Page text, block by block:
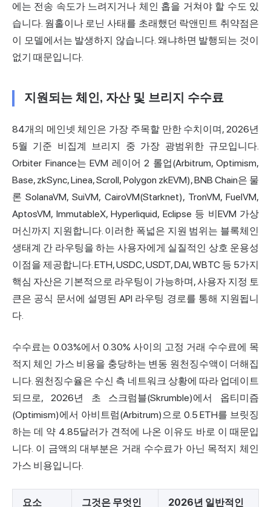
에는 전송 속도가 느려지거나 체인 홉을 거쳐야 할 수도 있
습니다. 웜홀이나 로닌 사태를 초래했던 락앤민트 취약점은
이 모델에서는 발생하지 않습니다. 왜냐하면 발행되는 것이
없기 때문입니다.
지원되는 체인, 자산 및 브리지 수수료
84개의 메인넷 체인은 가장 주목할 만한 수치이며, 2026년
5월 기준 비집계 브리지 중 가장 광범위한 규모입니다.
Orbiter Finance는 EVM 레이어 2 롤업(Arbitrum, Optimism,
Base, zkSync, Linea, Scroll, Polygon zkEVM), BNB Chain은 물
론 SolanaVM, SuiVM, CairoVM(Starknet), TronVM, FuelVM,
AptosVM, ImmutableX, Hyperliquid, Eclipse 등 비EVM 가상
머신까지 지원합니다. 이러한 폭넓은 지원 범위는 블록체인
생태계 간 라우팅을 하는 사용자에게 실질적인 상호 운용성
이점을 제공합니다. ETH, USDC, USDT, DAI, WBTC 등 5가지
핵심 자산은 기본적으로 라우팅이 가능하며, 사용자 지정 토
큰은 공식 문서에 설명된 API 라우팅 경로를 통해 지원됩니
다.
수수료는 0.03%에서 0.30% 사이의 고정 거래 수수료에 목
적지 체인 가스 비용을 충당하는 변동 원천징수액이 더해집
니다. 원천징수율은 수신 측 네트워크 상황에 따라 업데이트
되므로, 2026년 초 스크럼블(Skrumble)에서 옵티미즘
(Optimism)에서 아비트럼(Arbitrum)으로 0.5 ETH를 브릿징
하는 데 약 4.85달러가 견적에 나온 이유도 바로 이 때문입
니다. 이 금액의 대부분은 거래 수수료가 아닌 목적지 체인
가스 비용입니다.
요소 그것은 무엇인 2026년 일반적인